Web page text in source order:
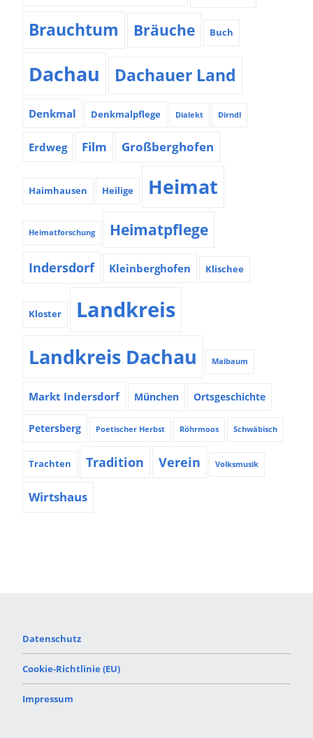
Brauchtum Bräuche Buch
Dachau Dachauer Land
Denkmal Denkmalpflege Dialekt Dirndl
Erdweg Film Großberghofen
Haimhausen Heilige Heimat
Heimatforschung Heimatpflege
Indersdorf Kleinberghofen Klischee
Kloster Landkreis
Landkreis Dachau Maibaum
Markt Indersdorf München Ortsgeschichte
Petersberg Poetischer Herbst Röhrmoos Schwäbisch
Trachten Tradition Verein Volksmusik
Wirtshaus
Datenschutz
Cookie-Richtlinie (EU)
Impressum